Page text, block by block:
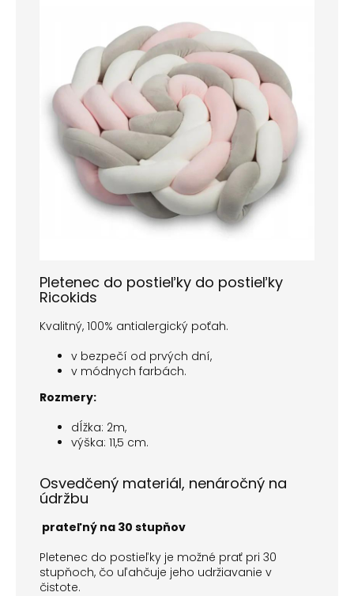
Pletenec do postieľky do postieľky
Ricokids
Kvalitný, 100% antialergický poťah.
v bezpečí od prvých dní,
v módnych farbách.
Rozmery:
dĺžka: 2m,
výška: 11,5 cm.
Osvedčený materiál, nenáročný na
údržbu
prateľný na 30 stupňov
Pletenec do postieľky je možné prať pri 30
stupňoch, čo uľahčuje jeho udržiavanie v
čistote.